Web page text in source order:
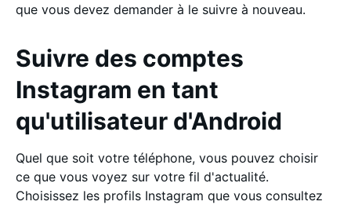
que vous devez demander à le suivre à nouveau.
Suivre des comptes
Instagram en tant
qu'utilisateur d'Android
Quel que soit votre téléphone, vous pouvez choisir
ce que vous voyez sur votre fil d'actualité.
Choisissez les profils Instagram que vous consultez